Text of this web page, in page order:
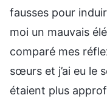
fausses pour
moi un mauvais
comparé mes
sœurs et j’ai eu le
étaient plus